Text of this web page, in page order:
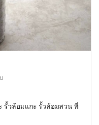
รั้วล้อมแกะ รั้วล้อมสวน ที่